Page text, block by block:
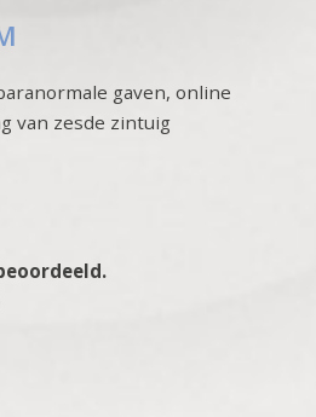
gaven, online
van zesde zintuig